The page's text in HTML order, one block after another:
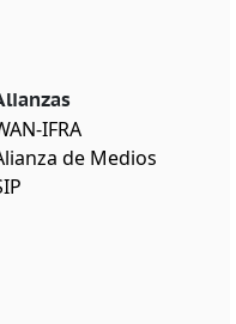
IFRA
de Medios